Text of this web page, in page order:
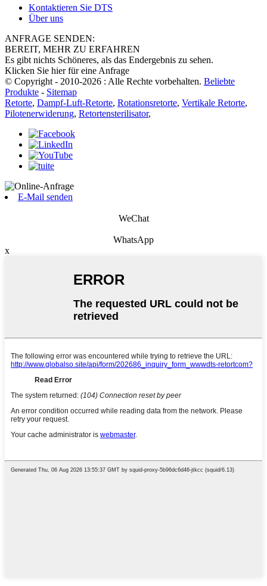
Kontaktieren Sie DTS
Über uns
ANFRAGE SENDEN:
BEREIT, MEHR ZU ERFAHREN
Es gibt nichts Schöneres, als das Endergebnis zu sehen.
Klicken Sie hier für eine Anfrage
© Copyright - 2010-2026 : Alle Rechte vorbehalten. Beliebte
Produkte - Sitemap
Retorte, Dampf-Luft-Retorte, Rotationsretorte, Vertikale Retorte,
Pilotenerwiderung, Retortensterilisator,
E-Mail senden
WeChat
WhatsApp
x